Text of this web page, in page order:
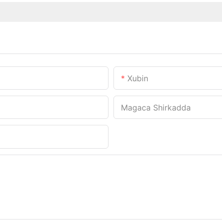
Xubin
Magaca Shirkadda